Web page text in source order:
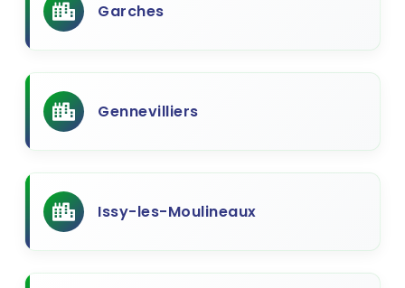
Garches
Gennevilliers
Issy-les-Moulineaux